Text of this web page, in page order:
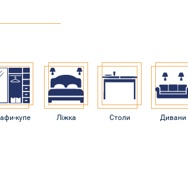
купе Ліжка Столи Дивани